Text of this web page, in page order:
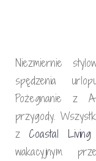
Niezmiernie
spędzenia
Pożegnanie z
przygody.
z Coastal Living
wakacyjnym